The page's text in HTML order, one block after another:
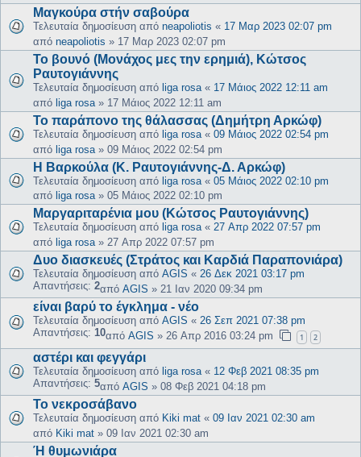
Μαγκούρα στήν σαβούρα
Τελευταία δημοσίευση από neapoliotis « 17 Μαρ 2023 02:07 pm
από neapoliotis » 17 Μαρ 2023 02:07 pm
Το βουνό (Μονάχος μες την ερημιά), Κώτσος
Ραυτογιάννης
Τελευταία δημοσίευση από liga rosa « 17 Μάιος 2022 12:11 am
από liga rosa » 17 Μάιος 2022 12:11 am
Το παράπονο της θάλασσας (Δημήτρη Αρκώφ)
Τελευταία δημοσίευση από liga rosa « 09 Μάιος 2022 02:54 pm
από liga rosa » 09 Μάιος 2022 02:54 pm
Η Βαρκούλα (Κ. Ραυτογιάννης-Δ. Αρκώφ)
Τελευταία δημοσίευση από liga rosa « 05 Μάιος 2022 02:10 pm
από liga rosa» 05 Μάιος 2022 02:10 pm
Μαργαριταρένια μου (Κώτσος Ραυτογιάννης)
Τελευταία δημοσίευση από liga rosa« 27 Απρ 2022 07:57 pm
από liga rosa» 27 Απρ 2022 07:57 pm
Δυο διασκευές (Στράτος και Καρδιά Παραπονιάρα)
Τελευταία δημοσίευση από AGIS « 26 Δεκ 2021 03:17 pm
Απαντήσεις: 2από AGIS » 21 Ιαν 2020 09:34 pm
είναι βαρύ το έγκλημα - νέο
Τελευταία δημοσίευση από AGIS « 26 Σεπ 2021 07:38 pm
Απαντήσεις: 10από AGIS » 26 Απρ 2016 03:24 pm 1 2
αστέρι και φεγγάρι
Τελευταία δημοσίευση από liga rosa« 12 Φεβ 2021 08:35 pm
Απαντήσεις: 5από AGIS » 08 Φεβ 2021 04:18 pm
Το νεκροσάβανο
Τελευταία δημοσίευση από Kiki mat « 09 Ιαν 2021 02:30 am
από Kiki mat » 09 Ιαν 2021 02:30 am
Ή θυμωνιάρα